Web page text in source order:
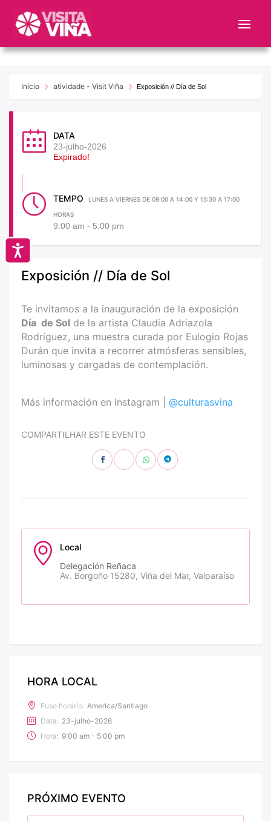
este
web
sistema
Accesibilidad
Início atividade - Visit Viña Exposición // Día de Sol
DATA
23-julho-2026
Expirado!
TEMPO LUNES A VIERNES DE 09:00 A 14:00 Y 15:30 A 17:00
HORAS
9:00 am - 5:00 pm
Exposición // Día de Sol
Te invitamos a la inauguración de la exposición
Día de Sol de la artista Claudia Adriazola
Rodríguez, una muestra curada por Eulogio Rojas
Durán que invita a recorrer atmósferas sensibles,
luminosas y cargadas de contemplación.
Más información en Instagram | @culturasvina
COMPARTILHAR ESTE EVENTO
Local
Delegación Reñaca
Av. Borgoño 15280, Viña del Mar, Valparaíso
HORA LOCAL
Fuso horário: America/Santiago
Data: 23-julho-2026
Hora: 9:00 am - 5:00 pm
PRÓXIMO EVENTO